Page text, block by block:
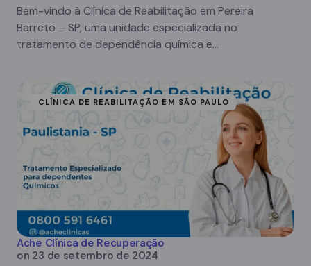
Bem-vindo à Clínica de Reabilitação em Pereira
Barreto – SP, uma unidade especializada no
tratamento de dependência química e…
CLÍNICA DE REABILITAÇÃO EM SÃO PAULO
Ache Clínica de Recuperação
on 23 de setembro de 2024